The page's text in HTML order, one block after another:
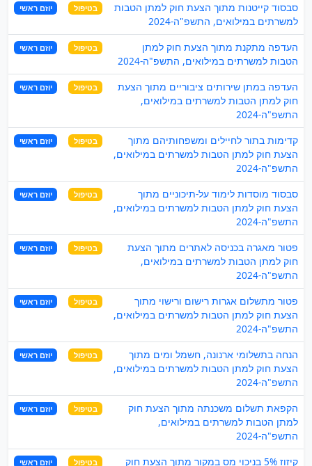
סבסוד קייטנות מתוך הצעת חוק למתן הטבות
למשרתים במילואים, התשפ"ה-2024
בטיפול יוזם ראשי
העדפה מתקנת מתוך הצעת חוק למתן
הטבות למשרתים במילואים, התשפ"ה-2024
בטיפול יוזם ראשי
העדפה במתן שירותים ציבוריים מתוך הצעת
חוק למתן הטבות למשרתים במילואים,
התשפ"ה-2024
בטיפול יוזם ראשי
קדימות בתור לחיילים ומשפחותיהם מתוך
הצעת חוק למתן הטבות למשרתים במילואים,
התשפ"ה-2024
בטיפול יוזם ראשי
סבסוד מוסדות לימוד על-תיכוניים מתוך
הצעת חוק למתן הטבות למשרתים במילואים,
התשפ"ה-2024
בטיפול יוזם ראשי
פטור מאגרה בכניסה לאתרים מתוך הצעת
חוק למתן הטבות למשרתים במילואים,
התשפ"ה-2024
בטיפול יוזם ראשי
פטור מתשלום אגרות רישום ורישוי מתוך
הצעת חוק למתן הטבות למשרתים במילואים,
התשפ"ה-2024
בטיפול יוזם ראשי
הנחה בתשלומי ארנונה, חשמל ומים מתוך
הצעת חוק למתן הטבות למשרתים במילואים,
התשפ"ה-2024
בטיפול יוזם ראשי
הקפאת תשלום משכנתה מתוך הצעת חוק
למתן הטבות למשרתים במילואים,
התשפ"ה-2024
בטיפול יוזם ראשי
קיזוז 5% בניכוי מס במקור מתוך הצעת חוק
בטיפול יוזם ראשי